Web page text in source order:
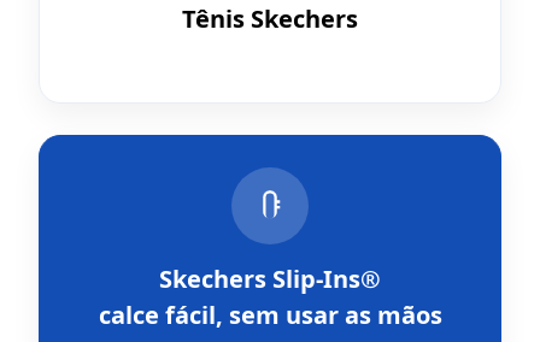
Tênis Skechers
Skechers Slip-Ins®
calce fácil, sem usar as mãos